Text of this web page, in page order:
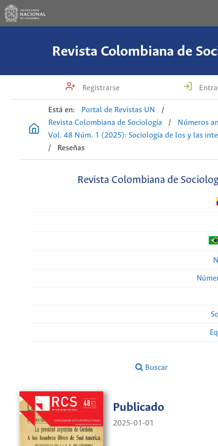
Revista Colombiana de
Registrarse
Está en: Portal de Revistas UN
/
Revista Colombiana de Sociología
/
Números
Vol. 48 Núm. 1 (2025): Sociología de los y las
/
Reseñas
Revista Colombiana de
Buscar
Publicado
2025-01-01